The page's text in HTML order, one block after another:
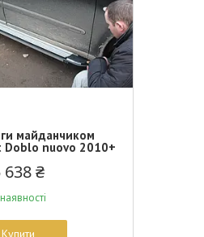
майданчиком
Doblo nuovo 2010+
638 ₴
Купити